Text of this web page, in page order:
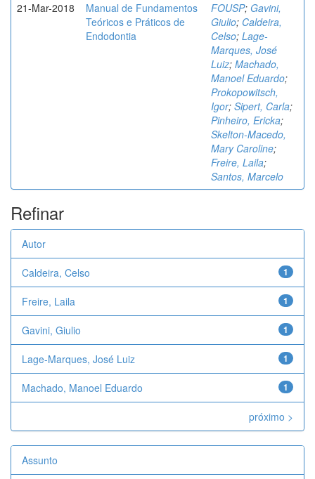
21-Mar-2018
Manual de Fundamentos
Teóricos e Práticos de
Endodontia
FOUSP; Gavini,
Giulio; Caldeira,
Celso; Lage-
Marques, José
Luiz; Machado,
Manoel Eduardo;
Prokopowitsch,
Igor; Sipert, Carla;
Pinheiro, Ericka;
Skelton-Macedo,
Mary Caroline;
Freire, Laila;
Santos, Marcelo
Refinar
Autor
1
Caldeira, Celso
1
Freire, Laila
1
Gavini, Giulio
1
Lage-Marques, José Luiz
1
Machado, Manoel Eduardo
próximo >
Assunto